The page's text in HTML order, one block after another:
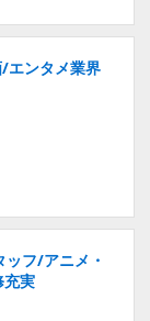
エンタメ業界
ッフ/アニメ・
実